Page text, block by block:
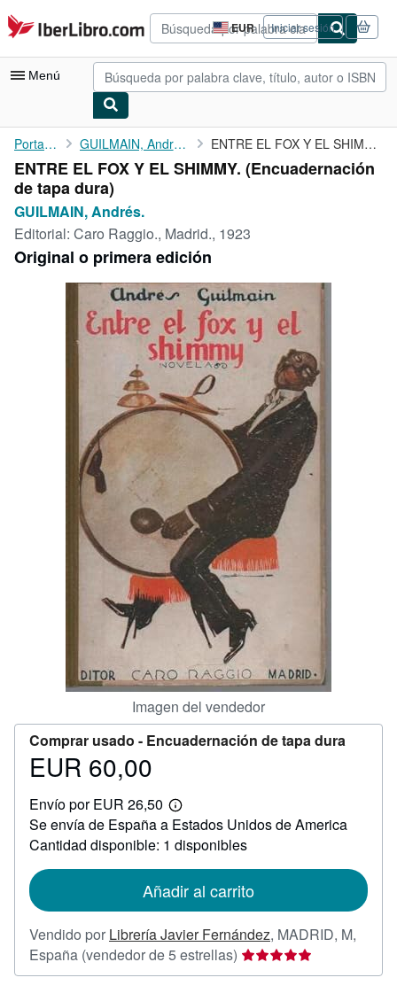
Pasar al contenido principal
IberLibro.com EUR
Preferencias
de
compra
del
Iniciar sesión
Menú
Mi cuenta
Consultar mis pedidos
Búsqueda avanzada
Colecciones
Libros antiguos
Arte y coleccionismo
Comenzar a vender
CERRAR
Portada GUILMAIN, Andrés. ENTRE EL FOX Y EL SHIMMY.
ENTRE EL FOX Y EL SHIMMY. (Encuadernación
de tapa dura)
GUILMAIN, Andrés.
Editorial: Caro Raggio., Madrid., 1923
Original o primera edición
Imagen del vendedor
Comprar usado - Encuadernación de tapa dura
Precio
60,00
EUR 60,00
Envío por EUR 26,50
Más
información
sobre
las
envío
Se envía de España a Estados Unidos de America
Cantidad disponible: 1 disponibles
Añadir al carrito
Vendido por Librería Javier Fernández, MADRID, M,
España (vendedor de 5 estrellas) Calificación
del